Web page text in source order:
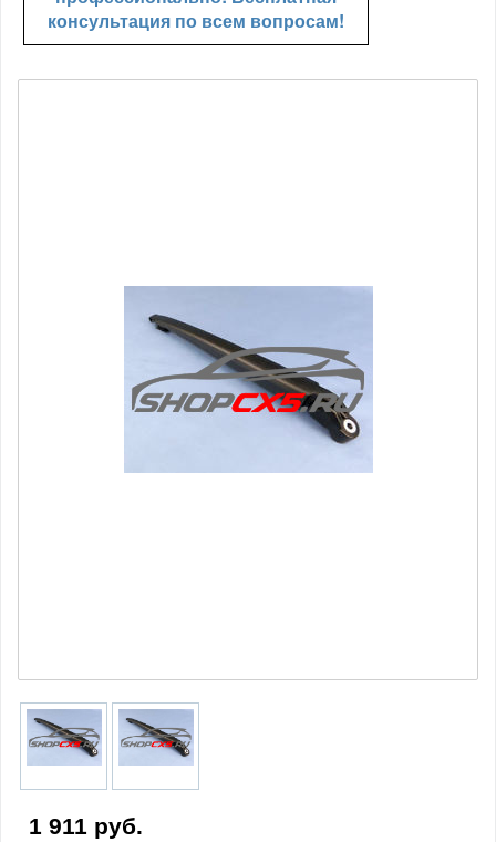
консультация по всем вопросам!
1 911 руб.